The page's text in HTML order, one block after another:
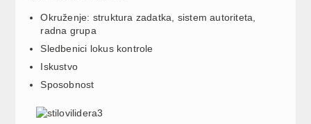
Okruženje: struktura zadatka, sistem autoriteta,
radna grupa
Sledbenici lokus kontrole
Iskustvo
Sposobnost